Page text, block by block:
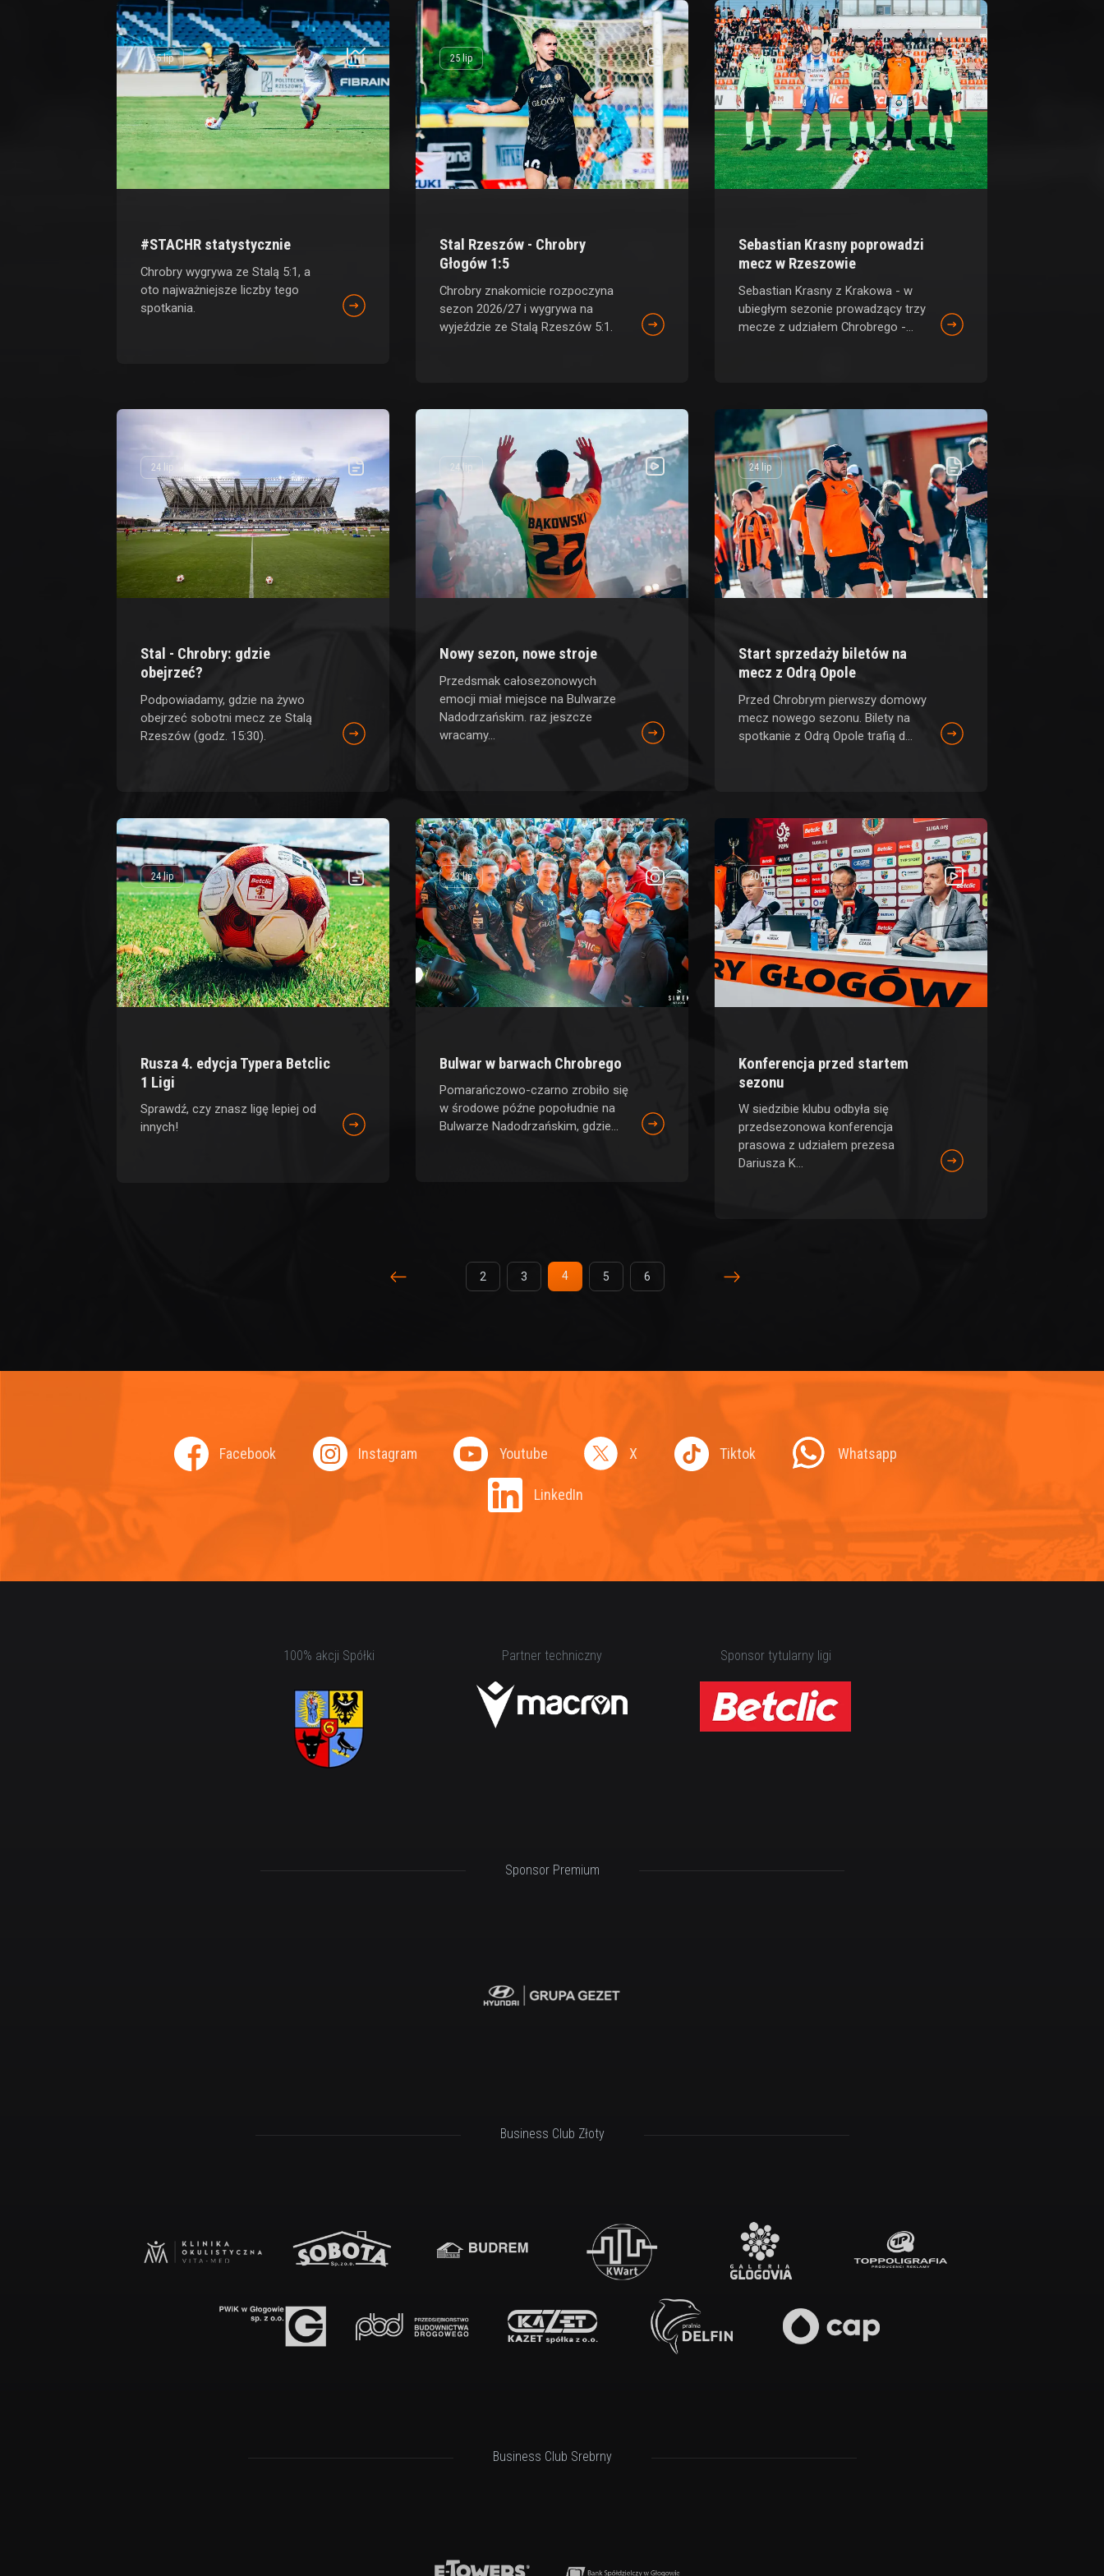
25 lip
#STACHR statystycznie
Chrobry wygrywa ze Stalą 5:1, a
oto najważniejsze liczby tego
spotkania.
25 lip
Stal Rzeszów - Chrobry
Głogów 1:5
Chrobry znakomicie rozpoczyna
sezon 2026/27 i wygrywa na
wyjeździe ze Stalą Rzeszów 5:1.
24 lip
Sebastian Krasny poprowadzi
mecz w Rzeszowie
Sebastian Krasny z Krakowa - w
ubiegłym sezonie prowadzący trzy
mecze z udziałem Chrobrego -...
24 lip
Stal - Chrobry: gdzie
obejrzeć?
Podpowiadamy, gdzie na żywo
obejrzeć sobotni mecz ze Stalą
Rzeszów (godz. 15:30).
24 lip
Nowy sezon, nowe stroje
Przedsmak całosezonowych
emocji miał miejsce na Bulwarze
Nadodrzańskim. raz jeszcze
wracamy...
24 lip
Start sprzedaży biletów na
mecz z Odrą Opole
Przed Chrobrym pierwszy domowy
mecz nowego sezonu. Bilety na
spotkanie z Odrą Opole trafią d...
24 lip
Rusza 4. edycja Typera Betclic
1 Ligi
Sprawdź, czy znasz ligę lepiej od
innych!
23 lip
Bulwar w barwach Chrobrego
Pomarańczowo-czarno zrobiło się
w środowe późne popołudnie na
Bulwarze Nadodrzańskim, gdzie...
20 lip
Konferencja przed startem
sezonu
W siedzibie klubu odbyła się
przedsezonowa konferencja
prasowa z udziałem prezesa
Dariusza K...
2 3 4 5 6
Facebook Instagram Youtube X Tiktok Whatsapp
LinkedIn
100% akcji Spółki Partner techniczny Sponsor tytularny ligi
Sponsor Premium
Business Club Złoty
Business Club Srebrny